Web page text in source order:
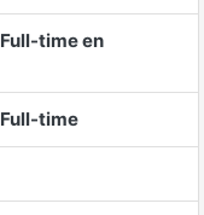
Full-time en
Full-time